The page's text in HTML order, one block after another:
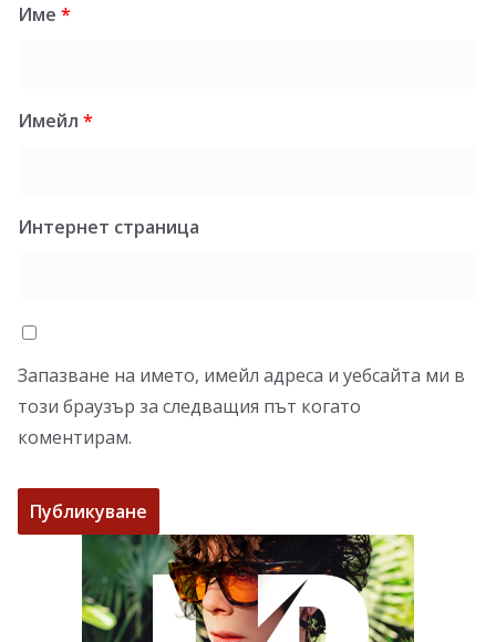
Име *
Имейл *
Интернет страница
Запазване на името, имейл адреса и уебсайта ми в
този браузър за следващия път когато
коментирам.